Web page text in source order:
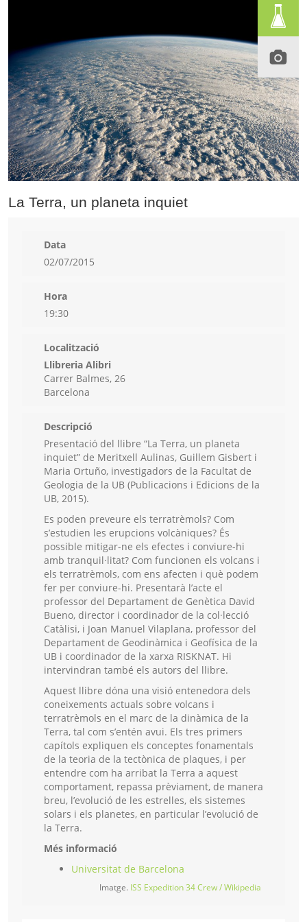
La Terra, un planeta inquiet
Data
02/07/2015
Hora
19:30
Localització
Llibreria Alibri
Carrer Balmes, 26
Barcelona
Descripció
Presentació del llibre “La Terra, un planeta
inquiet” de Meritxell Aulinas, Guillem Gisbert i
Maria Ortuño, investigadors de la Facultat de
Geologia de la UB (Publicacions i Edicions de la
UB, 2015).
Es poden preveure els terratrèmols? Com
s’estudien les erupcions volcàniques? És
possible mitigar-ne els efectes i conviure-hi
amb tranquil·litat? Com funcionen els volcans i
els terratrèmols, com ens afecten i què podem
fer per conviure-hi. Presentarà l’acte el
professor del Departament de Genètica David
Bueno, director i coordinador de la col·lecció
Catàlisi, i Joan Manuel Vilaplana, professor del
Departament de Geodinàmica i Geofísica de la
UB i coordinador de la xarxa RISKNAT. Hi
intervindran també els autors del llibre.
Aquest llibre dóna una visió entenedora dels
coneixements actuals sobre volcans i
terratrèmols en el marc de la dinàmica de la
Terra, tal com s’entén avui. Els tres primers
capítols expliquen els conceptes fonamentals
de la teoria de la tectònica de plaques, i per
entendre com ha arribat la Terra a aquest
comportament, repassa prèviament, de manera
breu, l’evolució de les estrelles, els sistemes
solars i els planetes, en particular l’evolució de
la Terra.
Més informació
Universitat de Barcelona
Imatge. ISS Expedition 34 Crew / Wikipedia